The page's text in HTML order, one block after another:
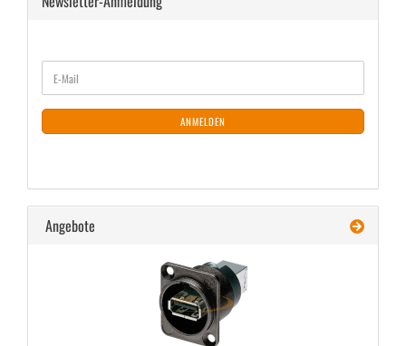
ZUR
NEWSLETTER-
ANMELDUNG
E-
Mail
ANMELDEN
Angebote